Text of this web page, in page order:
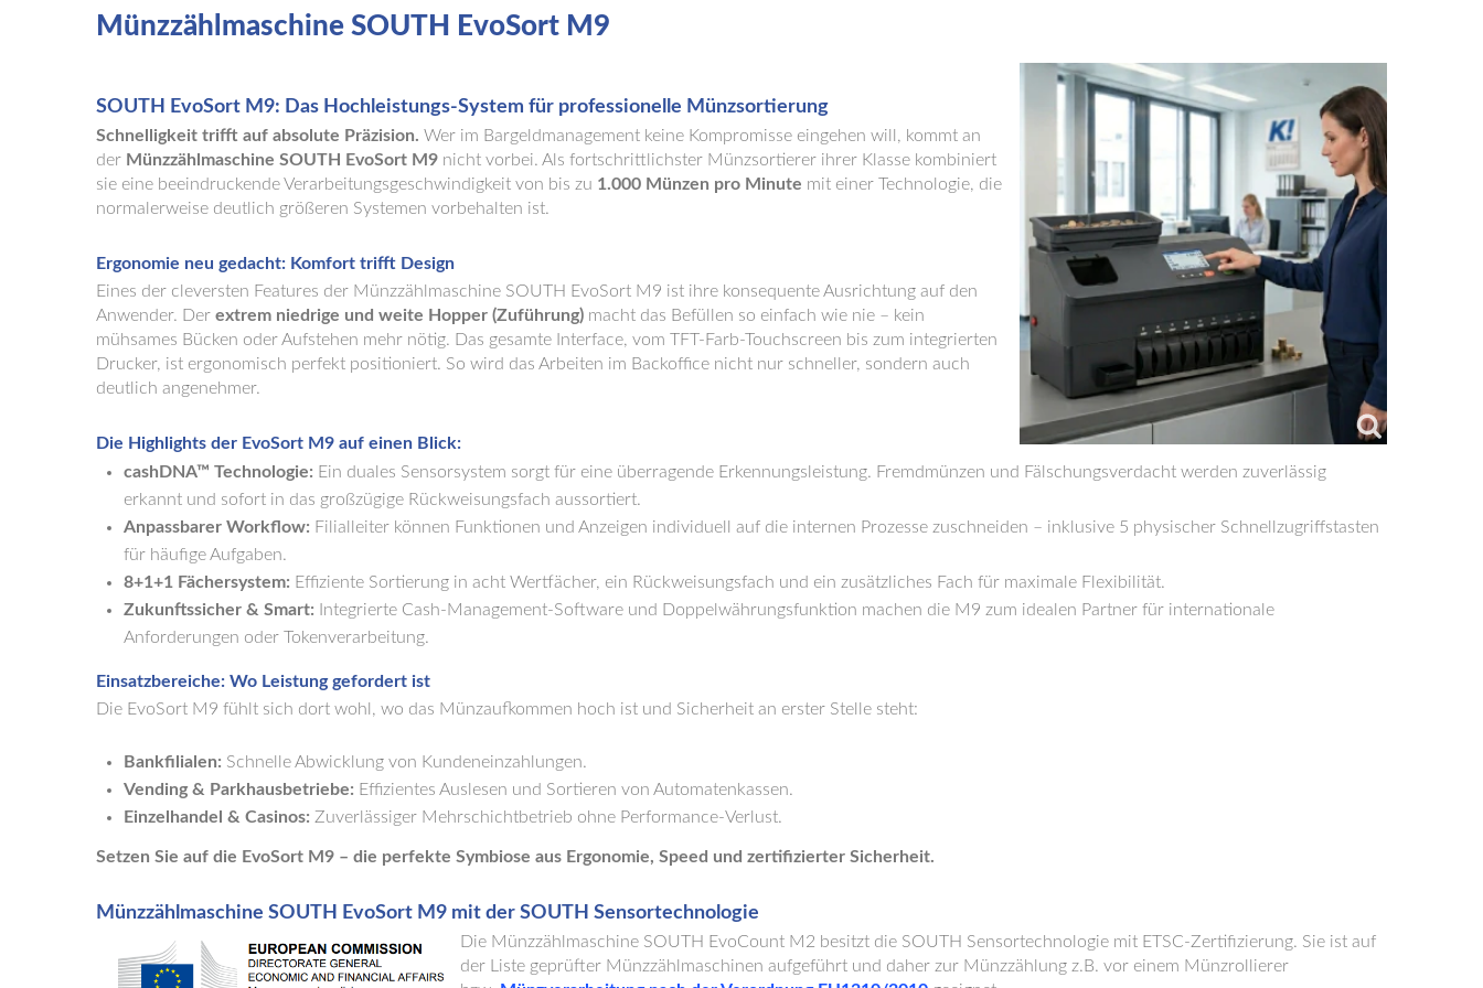
Münzzählmaschine SOUTH EvoSort M9
SOUTH EvoSort M9: Das Hochleistungs-System für professionelle Münzsortierung
Schnelligkeit trifft auf absolute Präzision. Wer im Bargeldmanagement keine Kompromisse eingehen will, kommt an
der Münzzählmaschine SOUTH EvoSort M9 nicht vorbei. Als fortschrittlichster Münzsortierer ihrer Klasse kombiniert
sie eine beeindruckende Verarbeitungsgeschwindigkeit von bis zu 1.000 Münzen pro Minute mit einer Technologie, die
normalerweise deutlich größeren Systemen vorbehalten ist.
Ergonomie neu gedacht: Komfort trifft Design
Eines der cleversten Features der Münzzählmaschine SOUTH EvoSort M9 ist ihre konsequente Ausrichtung auf den
Anwender. Der extrem niedrige und weite Hopper (Zuführung) macht das Befüllen so einfach wie nie – kein
mühsames Bücken oder Aufstehen mehr nötig. Das gesamte Interface, vom TFT-Farb-Touchscreen bis zum integrierten
Drucker, ist ergonomisch perfekt positioniert. So wird das Arbeiten im Backoffice nicht nur schneller, sondern auch
deutlich angenehmer.
Die Highlights der EvoSort M9 auf einen Blick:
cashDNA™ Technologie: Ein duales Sensorsystem sorgt für eine überragende Erkennungsleistung. Fremdmünzen und Fälschungsverdacht werden zuverlässig
erkannt und sofort in das großzügige Rückweisungsfach aussortiert.
Anpassbarer Workflow: Filialleiter können Funktionen und Anzeigen individuell auf die internen Prozesse zuschneiden – inklusive 5 physischer Schnellzugriffstasten
für häufige Aufgaben.
8+1+1 Fächersystem: Effiziente Sortierung in acht Wertfächer, ein Rückweisungsfach und ein zusätzliches Fach für maximale Flexibilität.
Zukunftssicher & Smart: Integrierte Cash-Management-Software und Doppelwährungsfunktion machen die M9 zum idealen Partner für internationale
Anforderungen oder Tokenverarbeitung.
Einsatzbereiche: Wo Leistung gefordert ist
Die EvoSort M9 fühlt sich dort wohl, wo das Münzaufkommen hoch ist und Sicherheit an erster Stelle steht:
Bankfilialen: Schnelle Abwicklung von Kundeneinzahlungen.
Vending & Parkhausbetriebe: Effizientes Auslesen und Sortieren von Automatenkassen.
Einzelhandel & Casinos: Zuverlässiger Mehrschichtbetrieb ohne Performance-Verlust.
Setzen Sie auf die EvoSort M9 – die perfekte Symbiose aus Ergonomie, Speed und zertifizierter Sicherheit.
Münzzählmaschine SOUTH EvoSort M9 mit der SOUTH Sensortechnologie
Die Münzzählmaschine SOUTH EvoCount M2 besitzt die SOUTH Sensortechnologie mit ETSC-Zertifizierung. Sie ist auf
der Liste geprüfter Münzzählmaschinen aufgeführt und daher zur Münzzählung z.B. vor einem Münzrollierer